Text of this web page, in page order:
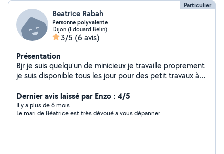
Particulier
Beatrice Rabah
Personne polyvalente
Dijon (Edouard Belin)
3/5 (6 avis)
Présentation
Bjr je suis quelqu'un de minicieux je travaille proprement
je suis disponible tous les jour pour des petit travaux à
douche je peux le déplacer je touche a tous et aussi je
adapte a tous
Dernier avis laissé par Enzo : 4/5
Il y a plus de 6 mois
Le mari de Béatrice est très dévoué a vous dépanner